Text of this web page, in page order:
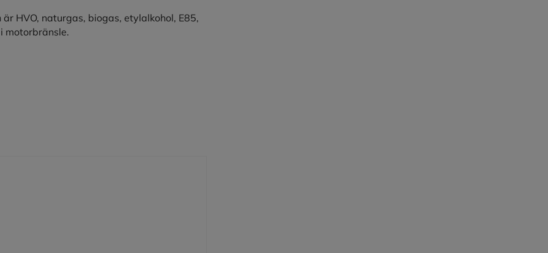
HVO, naturgas, biogas, etylalkohol, E85,
motorbränsle.